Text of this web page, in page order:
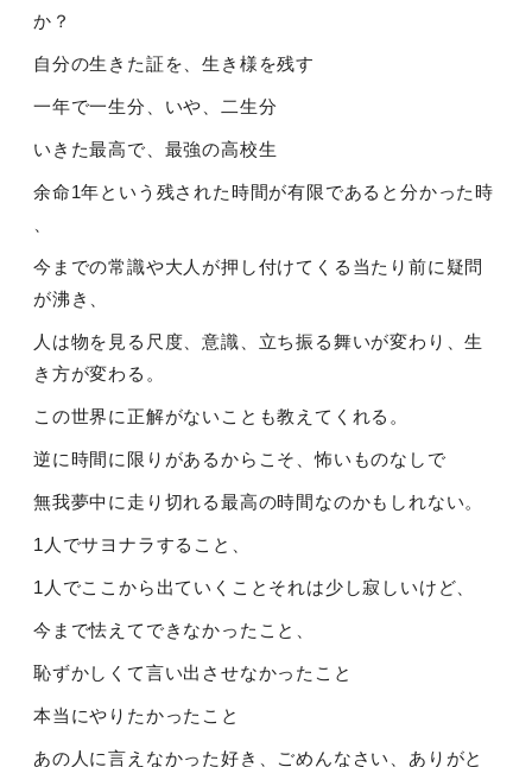
か？
自分の生きた証を、生き様を残す
一年で一生分、いや、二生分
いきた最高で、最強の高校生
余命1年という残された時間が有限であると分かった時
今までの常識や大人が押し付けてくる当たり前に疑問
が沸き、
人は物を見る尺度、意識、立ち振る舞いが変わり、生
き方が変わる。
この世界に正解がないことも教えてくれる。
逆に時間に限りがあるからこそ、怖いものなしで
無我夢中に走り切れる最高の時間なのかもしれない。
1 人でサヨナラすること、
1 人でここから出ていくことそれは少し寂しいけど、
今まで怯えてできなかったこと、
恥ずかしくて言い出させなかったこと
本当にやりたかったこと
あの人に言えなかった好き、ごめんなさい、ありがと